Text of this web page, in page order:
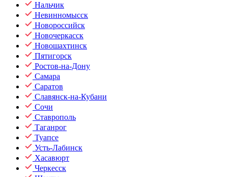
Нальчик
Невинномысск
Новороссийск
Новочеркасск
Новошахтинск
Пятигорск
Ростов-на-Дону
Самара
Саратов
Славянск-на-Кубани
Сочи
Ставрополь
Таганрог
Туапсе
Усть-Лабинск
Хасавюрт
Черкесск